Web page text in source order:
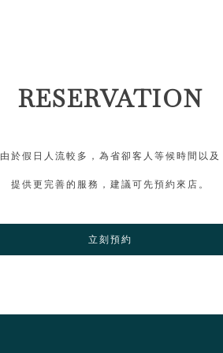
RESERVATION
由於假日人流較多，為省卻客人等候時間以及
提供更完善的服務，建議可先預約來店。
立刻預約